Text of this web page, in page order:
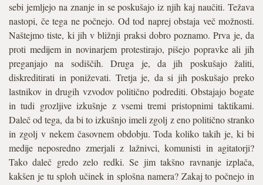
sebi jemljejo na znanje in se poskušajo iz njih kaj naučiti. Težava
nastopi, če tega ne počnejo. Od tod naprej obstaja več možnosti.
Naštejmo tiste, ki jih v bližnji praksi dobro poznamo. Prva je, da
proti medijem in novinarjem protestirajo, pišejo popravke ali jih
preganjajo na sodiščih. Druga je, da jih poskušajo žaliti,
diskreditirati in poniževati. Tretja je, da si jih poskušajo preko
lastnikov in drugih vzvodov politično podrediti. Obstajajo bogate
in tudi grozljive izkušnje z vsemi tremi pristopnimi taktikami.
Daleč od tega, da bi to izkušnjo imeli zgolj z eno politično stranko
in zgolj v nekem časovnem obdobju. Toda koliko takih je, ki bi
medije neposredno zmerjali z lažnivci, komunisti in agitatorji?
Tako daleč gredo zelo redki. Se jim takšno ravnanje izplača,
kakšen je tu sploh učinek in splošna namera? Zakaj to počnejo in